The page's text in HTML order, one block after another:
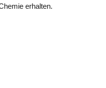
erhalten.